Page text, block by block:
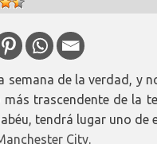
semana de la verdad, y
trascendente de la
tendrá lugar uno de
City.